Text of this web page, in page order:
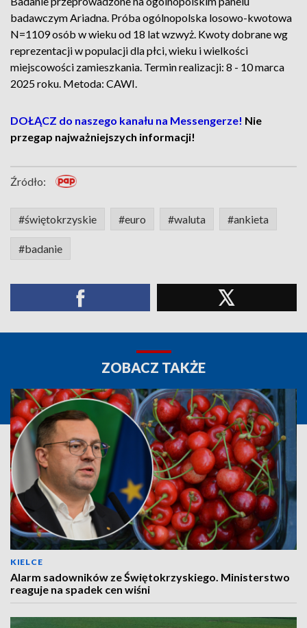
badawczym Ariadna. Próba ogólnopolska losowo-kwotowa
N=1109 osób w wieku od 18 lat wzwyż. Kwoty dobrane wg
reprezentacji w populacji dla płci, wieku i wielkości
miejscowości zamieszkania. Termin realizacji: 8 - 10 marca
2025 roku. Metoda: CAWI.
DOŁĄCZ do naszego kanału na Messengerze! Nie
przegap najważniejszych informacji!
Źródło:
#świętokrzyskie #euro #waluta #ankieta
#badanie
ZOBACZ TAKŻE
KIELCE
Alarm sadowników ze Świętokrzyskiego. Ministerstwo
reaguje na spadek cen wiśni